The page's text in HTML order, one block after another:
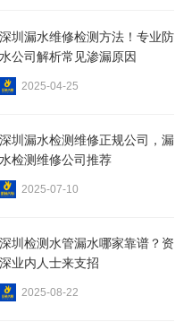
深圳漏水维修检测方法！专业防
水公司解析常见渗漏原因
2025-04-25
深圳漏水检测维修正规公司，漏
水检测维修公司推荐
2025-07-10
深圳检测水管漏水哪家靠谱？资
深业内人士来支招
2025-08-22